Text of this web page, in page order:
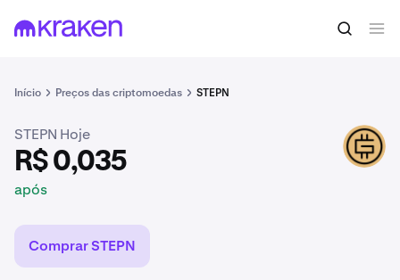
Início Preços das criptomoedas STEPN
R$ 0,035 Comprar GMT
STEPN Hoje
R$ 0,035
após
GMT
Comprar STEPN